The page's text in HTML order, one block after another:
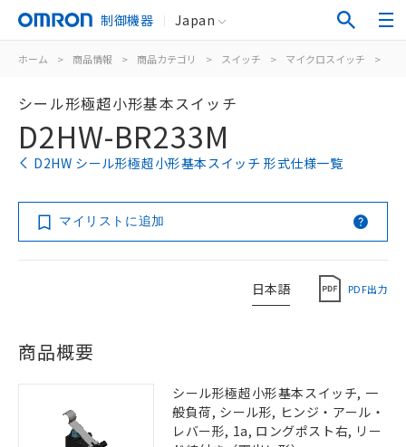
制御機器 Japan
ホーム > 商品情報 > 商品カテゴリ > スイッチ > マイクロスイッチ >
シール形極超小形基本スイッチ
D2HW-BR233M
D2HW シール形極超小形基本スイッチ 形式仕様一覧
マイリストに追加
日本語 PDF出力
商品概要
シール形極超小形基本スイッチ, 一
般負荷, シール形, ヒンジ・アール・
レバー形, 1a, ロングポスト右, リー